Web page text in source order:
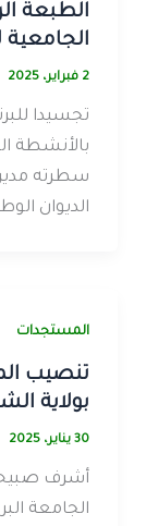
الطبعة
الجامعية
2 فبراير، 2025
بالأنشطة
سطرته
الديوان
المستجدات
تنصيب
بولاية
30 يناير، 2025
الجامعة